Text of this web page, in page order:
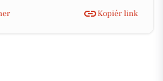
Kopiér link